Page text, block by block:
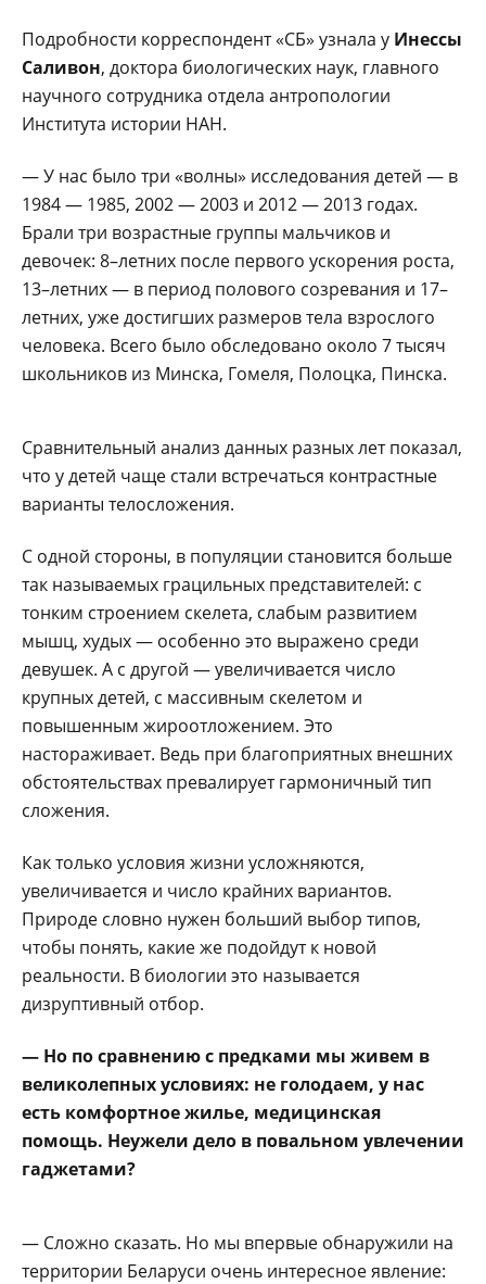
Подробности корреспондент «СБ» узнала у Инессы
Саливон, доктора биологических наук, главного
научного сотрудника отдела антропологии
Института истории НАН.
— У нас было три «волны» исследования детей — в
1984 — 1985, 2002 — 2003 и 2012 — 2013 годах.
Брали три возрастные группы мальчиков и
девочек: 8–летних после первого ускорения роста,
13–летних — в период полового созревания и 17–
летних, уже достигших размеров тела взрослого
человека. Всего было обследовано около 7 тысяч
школьников из Минска, Гомеля, Полоцка, Пинска.
Сравнительный анализ данных разных лет показал,
что у детей чаще стали встречаться контрастные
варианты телосложения.
С одной стороны, в популяции становится больше
так называемых грацильных представителей: с
тонким строением скелета, слабым развитием
мышц, худых — особенно это выражено среди
девушек. А с другой — увеличивается число
крупных детей, с массивным скелетом и
повышенным жироотложением. Это
настораживает. Ведь при благоприятных внешних
обстоятельствах превалирует гармоничный тип
сложения.
Как только условия жизни усложняются,
увеличивается и число крайних вариантов.
Природе словно нужен больший выбор типов,
чтобы понять, какие же подойдут к новой
реальности. В биологии это называется
дизруптивный отбор.
— Но по сравнению с предками мы живем в
великолепных условиях: не голодаем, у нас
есть комфортное жилье, медицинская
помощь. Неужели дело в повальном увлечении
гаджетами?
— Сложно сказать. Но мы впервые обнаружили на
территории Беларуси очень интересное явление: